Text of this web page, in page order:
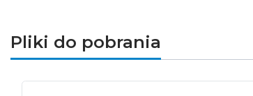
Pliki do pobrania